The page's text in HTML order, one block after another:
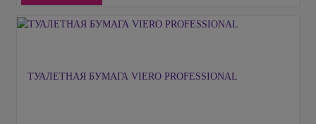
ТУАЛЕТНАЯ БУМАГА VIERO PROFESSIONAL